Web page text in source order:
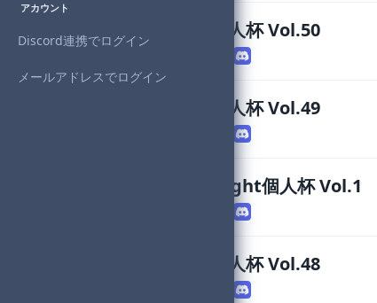
アカウント
Discord連携でログイン
メールアドレスでログイン
Midnight個人杯 Vol.50
Midnight個人杯 Vol.49
SuperMidnight個人杯 Vol.1
Midnight個人杯 Vol.48